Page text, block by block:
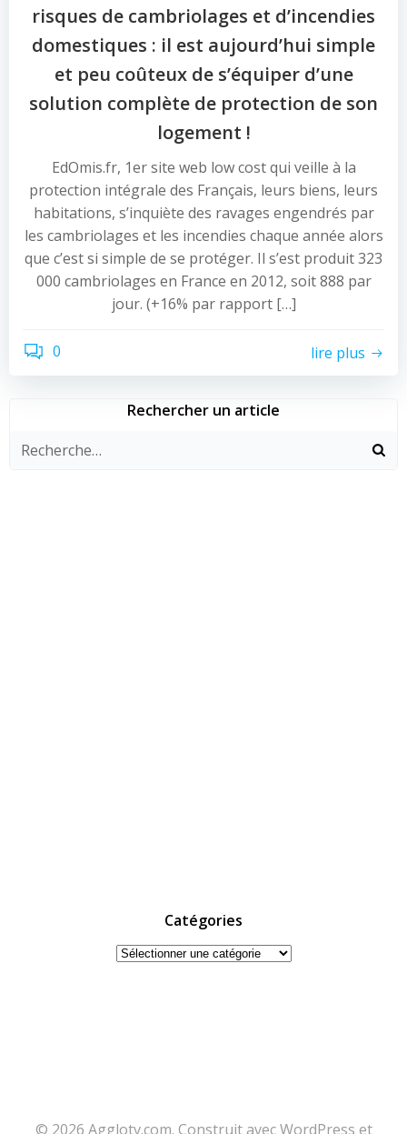
risques de cambriolages et d’incendies
domestiques : il est aujourd’hui simple
et peu coûteux de s’équiper d’une
solution complète de protection de son
logement !
EdOmis.fr, 1er site web low cost qui veille à la
protection intégrale des Français, leurs biens, leurs
habitations, s’inquiète des ravages engendrés par
les cambriolages et les incendies chaque année alors
que c’est si simple de se protéger. Il s’est produit 323
000 cambriolages en France en 2012, soit 888 par
jour. (+16% par rapport […]
0 lire plus
Rechercher un article
Catégories
Catégories
© 2026 Agglotv.com. Construit avec WordPress et